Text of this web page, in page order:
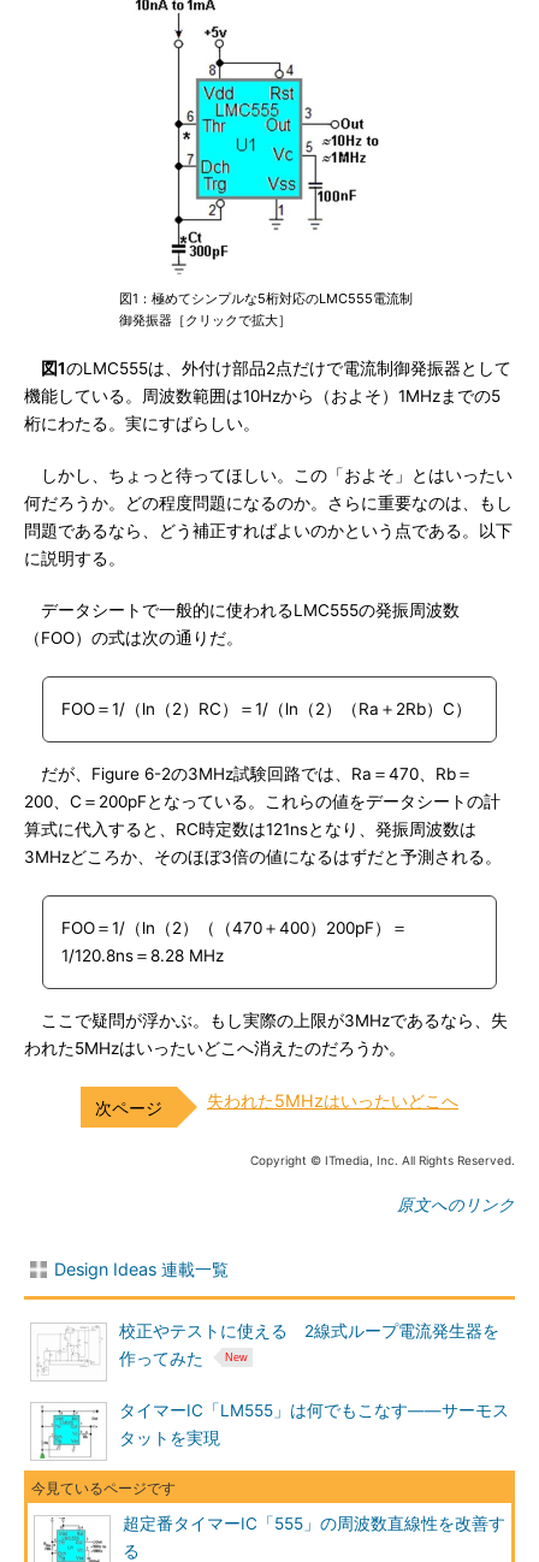
図1：極めてシンプルな5桁対応のLMC555電流制
御発振器［クリックで拡大］
図1のLMC555は、外付け部品2点だけで電流制御発振器として
機能している。周波数範囲は10Hzから（およそ）1MHzまでの5
桁にわたる。実にすばらしい。
しかし、ちょっと待ってほしい。この「およそ」とはいったい
何だろうか。どの程度問題になるのか。さらに重要なのは、もし
問題であるなら、どう補正すればよいのかという点である。以下
に説明する。
データシートで一般的に使われるLMC555の発振周波数
（FOO）の式は次の通りだ。
FOO＝1/（ln（2）RC）＝1/（ln（2）（Ra＋2Rb）C）
だが、Figure 6-2の3MHz試験回路では、Ra＝470、Rb＝
200、C＝200pFとなっている。これらの値をデータシートの計
算式に代入すると、RC時定数は121nsとなり、発振周波数は
3MHzどころか、そのほぼ3倍の値になるはずだと予測される。
FOO＝1/（ln（2）（（470＋400）200pF）＝
1/120.8ns＝8.28 MHz
ここで疑問が浮かぶ。もし実際の上限が3MHzであるなら、失
われた5MHzはいったいどこへ消えたのだろうか。
失われた5MHzはいったいどこへ
Copyright © ITmedia, Inc. All Rights Reserved.
原文へのリンク
Design Ideas 連載一覧
校正やテストに使える 2線式ループ電流発生器を
作ってみた
タイマーIC「LM555」は何でもこなす――サーモス
タットを実現
超定番タイマーIC「555」の周波数直線性を改善す
る